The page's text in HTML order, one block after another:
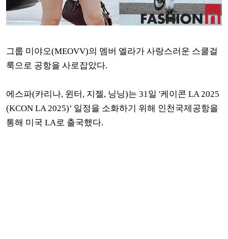
그룹 미야오(MEOVV)의 멤버 엘라가 사랑스러운 스쿨걸
룩으로 공항을 사로잡았다.
에스파(카리나, 윈터, 지젤, 닝닝)는 31일 '케이콘 LA 2025
(KCON LA 2025)’ 일정을 소화하기 위해 인천국제공항을
통해 미국 LA로 출국했다.